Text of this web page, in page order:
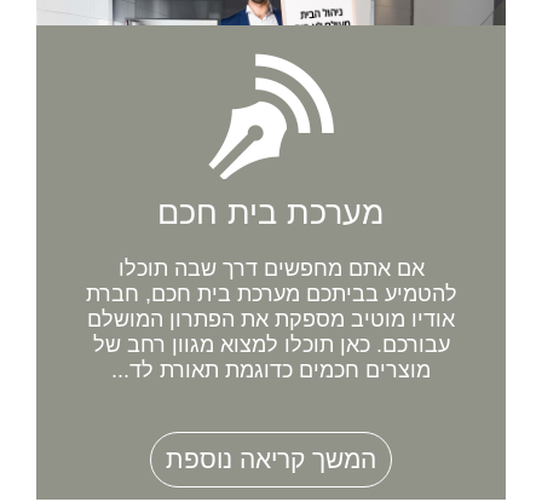
מערכת בית חכם
אם אתם מחפשים דרך שבה תוכלו
להטמיע בביתכם מערכת בית חכם, חברת
אודיו מוטיב מספקת את הפתרון המושלם
עבורכם. כאן תוכלו למצוא מגוון רחב של
מוצרים חכמים כדוגמת תאורת לד...
המשך קריאה נוספת